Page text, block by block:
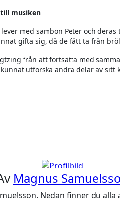
musiken
med sambon Peter och deras
gifta sig, då de fått ta från
från att fortsätta med
utforska andra delar av sitt
Magnus
Nedan finner du